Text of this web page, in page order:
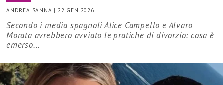
ANDREA SANNA |22 GEN 2026
Secondo i media spagnoli Alice Campello e Alvaro
Morata avrebbero avviato le pratiche di divorzio: cosa è
emerso...